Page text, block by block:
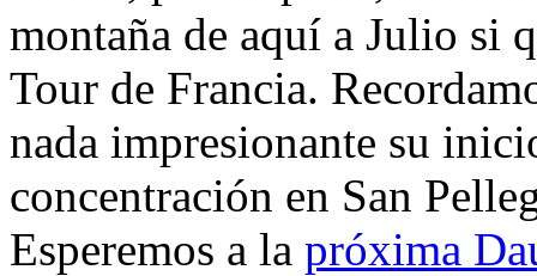
montaña de aquí a Julio si
Tour de Francia.
nada impresionante su
concentración en San
Esperemos a la próxima